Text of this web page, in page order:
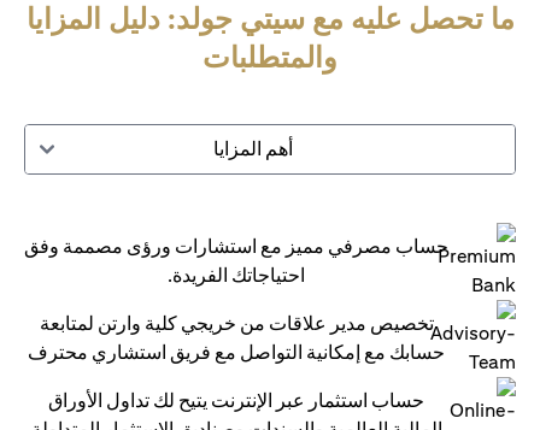
ما تحصل عليه مع سيتي جولد: دليل المزايا
والمتطلبات
أهم المزايا
حساب مصرفي مميز مع استشارات ورؤى مصممة وفق
احتياجاتك الفريدة.
تخصيص مدير علاقات من خريجي كلية وارتن لمتابعة
حسابك مع إمكانية التواصل مع فريق استشاري محترف
حساب استثمار عبر الإنترنت يتيح لك تداول الأوراق